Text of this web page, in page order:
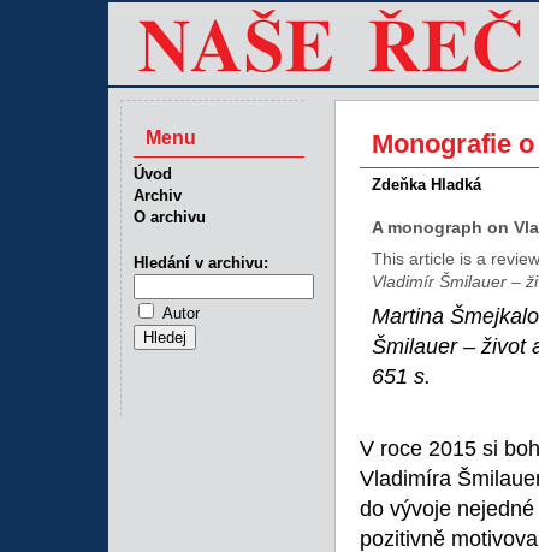
Monografie
Zdeňka Hladká
A monograph on
This article is a
Vladimír Šmilauer –
Martina
Šmilauer – život
651 s.
V roce 2015 si
Vladimíra
do vývoje
pozitivně
Menu
Úvod
Archiv
O archivu
Hledání v archivu:
Autor